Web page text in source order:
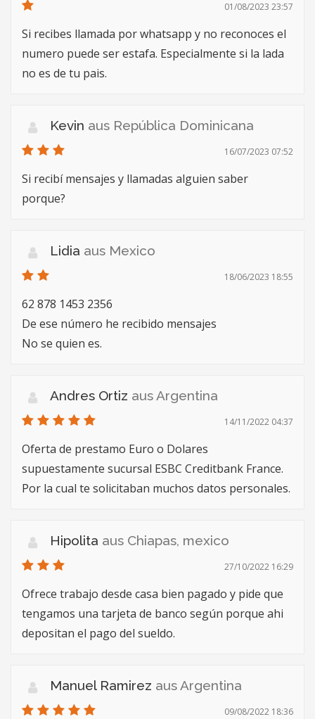
01/08/2023 23:57
Si recibes llamada por whatsapp y no reconoces el
numero puede ser estafa. Especialmente si la lada
no es de tu pais.
Kevin aus República Dominicana
16/07/2023 07:52
Si recibí mensajes y llamadas alguien saber
porque?
Lidia aus Mexico
18/06/2023 18:55
62 878 1453 2356
De ese número he recibido mensajes
No se quien es.
Andres Ortiz aus Argentina
14/11/2022 04:37
Oferta de prestamo Euro o Dolares
supuestamente sucursal ESBC Creditbank France.
Por la cual te solicitaban muchos datos personales.
Hipolita aus Chiapas, mexico
27/10/2022 16:29
Ofrece trabajo desde casa bien pagado y pide que
tengamos una tarjeta de banco según porque ahi
depositan el pago del sueldo.
Manuel Ramirez aus Argentina
09/08/2022 18:36